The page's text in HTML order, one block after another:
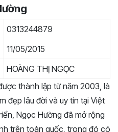
0313244879
11/05/2015
HOÀNG THỊ NGỌC
thành lập từ năm 2003, là
đẹp lâu đời và uy tín tại Việt
Ngọc Hường đã mở rộng
trên toàn quốc, trong đó có